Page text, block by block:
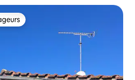
les plus appréciés